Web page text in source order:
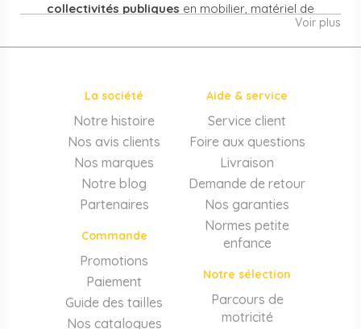
collectivités publiques en mobilier, matériel de
puériculture, jouets et équipement pour structures
d'accueil de la petite enfance. Notre offre couvre
Mobilier et équipement de crèche
Lits crèche en bois, couchettes empilables, meubles à
langer sur mesure en résine antibactérienne, tables et
chaises adaptées aux 0-6 ans, banc-vestiaire, barrières de
séparation. Tout le matériel pour aménager une structure
conforme aux normes PMI.
Matériel de puériculture professionnel
Poussettes 3 et 4 places, transats, chaises hautes, sièges
auto, biberons et stérilisateurs, peèse-bébé, écoute-bébé,
thermomètres. Notre
gamme puériculture collectivité
Voir plus
La société
Notre histoire
Nos avis clients
Nos marques
Notre blog
Partenaires
Commande
Promotions
Paiement
Guide des tailles
Nos catalogues
Aide & service
Service client
Foire aux questions
Livraison
Demande de retour
Nos garanties
Normes petite
enfance
Notre sélection
Parcours de
motricité